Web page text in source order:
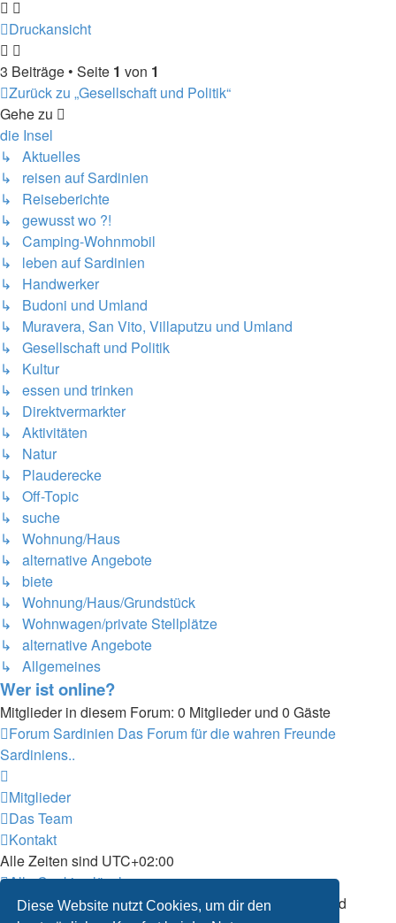
Diese Website nutzt Cookies, um dir den
Druckansicht
3 Beiträge • Seite 1 von 1
Zurück zu „Gesellschaft und Politik“
Gehe zu
die Insel
↳ Aktuelles
↳ reisen auf Sardinien
↳ Reiseberichte
↳ gewusst wo ?!
↳ Camping-Wohnmobil
↳ leben auf Sardinien
↳ Handwerker
↳ Budoni und Umland
↳ Muravera, San Vito, Villaputzu und Umland
↳ Gesellschaft und Politik
↳ Kultur
↳ essen und trinken
↳ Direktvermarkter
↳ Aktivitäten
↳ Natur
↳ Plauderecke
↳ Off-Topic
↳ suche
↳ Wohnung/Haus
↳ alternative Angebote
↳ biete
↳ Wohnung/Haus/Grundstück
↳ Wohnwagen/private Stellplätze
↳ alternative Angebote
↳ Allgemeines
Wer ist online?
Mitglieder in diesem Forum: 0 Mitglieder und 0 Gäste
Forum Sardinien Das Forum für die wahren Freunde
Sardiniens..
Mitglieder
Das Team
Kontakt
Alle Zeiten sind UTC+02:00
Alle Cookies löschen
Powered byphpBB® Forum Software © phpBB Limited